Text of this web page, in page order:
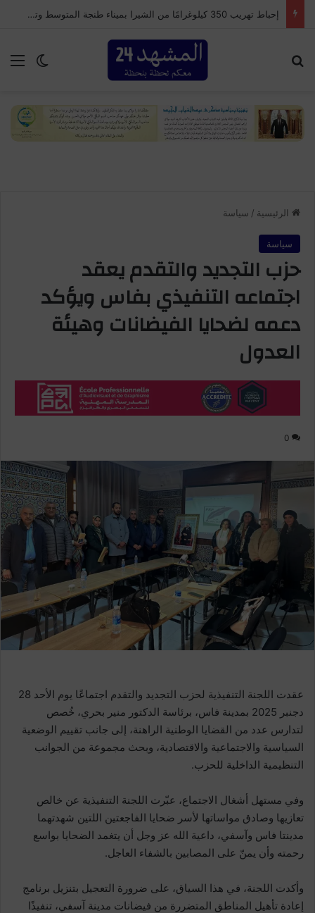
إحباط تهريب 350 كيلوغرامًا من الشيرا بميناء طنجة المتوسط وتوقيف سائق شاحنة للنقل الدولي
الوضع
الرئيسية / سياسة
سياسة
حزب التجديد والتقدم يعقد
اجتماعه التنفيذي بفاس ويؤكد
دعمه لضحايا الفيضانات وهيئة
العدول
0
عقدت اللجنة التنفيذية لحزب التجديد والتقدم اجتماعًا يوم الأحد 28
دجنبر 2025 بمدينة فاس، برئاسة الدكتور منير بحري، خُصص
لتدارس عدد من القضايا الوطنية الراهنة، إلى جانب تقييم الوضعية
السياسية والاجتماعية والاقتصادية، وبحث مجموعة من الجوانب
التنظيمية الداخلية للحزب.
وفي مستهل أشغال الاجتماع، عبّرت اللجنة التنفيذية عن خالص
تعازيها وصادق مواساتها لأسر ضحايا الفاجعتين اللتين شهدتهما
مدينتا فاس وآسفي، داعية الله عز وجل أن يتغمد الضحايا بواسع
رحمته وأن يمنّ على المصابين بالشفاء العاجل.
وأكدت اللجنة، في هذا السياق، على ضرورة التعجيل بتنزيل برنامج
إعادة تأهيل المناطق المتضررة من فيضانات مدينة آسفي، تنفيذًا